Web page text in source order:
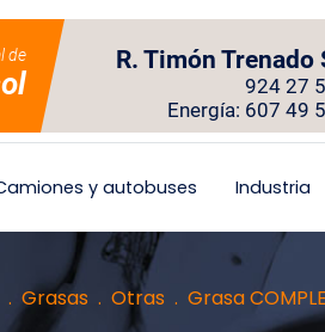
de R. Timón Trenado
924 27
Energía: 607 49
y autobuses Industria
Grasas Otras Grasa